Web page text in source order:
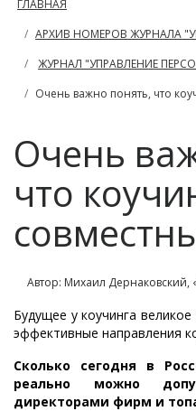
ГЛАВНАЯ
АРХИВ НОМЕРОВ ЖУРНАЛА
ЖУРНАЛ "УПРАВЛЕНИЕ
Очень важно понять, что
Очень
что
Автор: Михаил Дернаковский,
Будущее у коучинга
эффективные направления
Сколько сегодня в
реально можно
директорами фирм и